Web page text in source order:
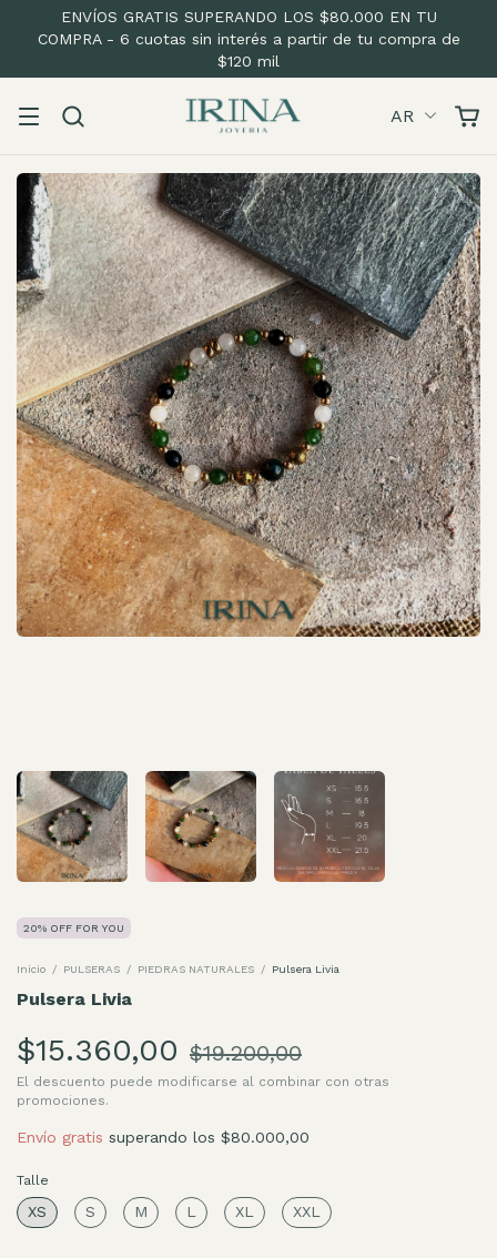
ENVÍOS GRATIS SUPERANDO LOS $80.000 EN TU
COMPRA - 6 cuotas sin interés a partir de tu compra de
$120 mil
AR
20% OFF FOR YOU
Inicio / PULSERAS / PIEDRAS NATURALES / Pulsera Livia
Pulsera Livia
$15.360,00 $19.200,00
El descuento puede modificarse al combinar con otras
promociones.
Envío gratis superando los $80.000,00
Talle
XS S M L XL XXL